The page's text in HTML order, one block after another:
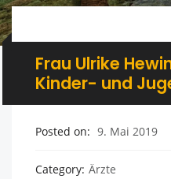
Frau Ulrike
Kinder- und
Posted on 9. Mai 2019
Category Ärzte